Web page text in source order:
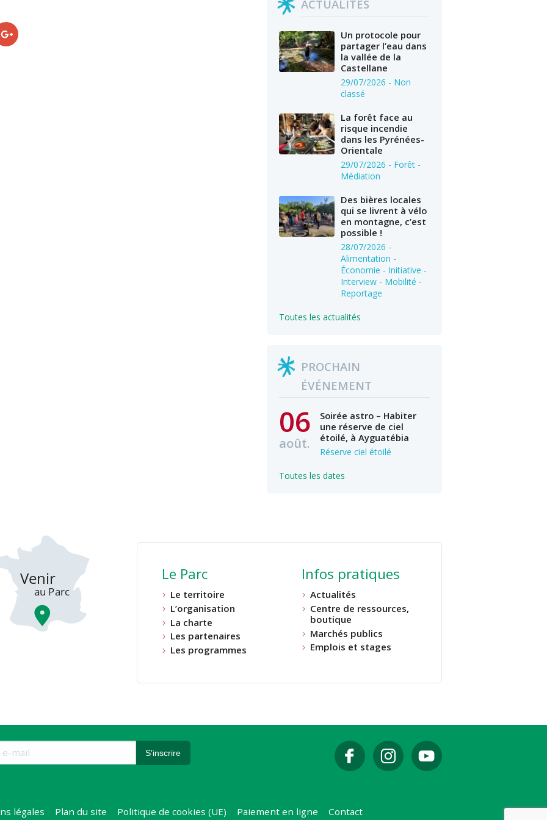
ACTUALITÉS
Un protocole pour
partager l’eau dans
la vallée de la
Castellane
29/07/2026 - Non
classé
La forêt face au
risque incendie
dans les Pyrénées-
Orientale
29/07/2026 - Forêt -
Médiation
Des bières locales
qui se livrent à vélo
en montagne, c’est
possible !
28/07/2026 -
Alimentation -
Économie - Initiative -
Interview - Mobilité -
Reportage
Toutes les actualités
PROCHAIN
ÉVÉNEMENT
06
août.
Soirée astro – Habiter
une réserve de ciel
étoilé, à Ayguatébia
Réserve ciel étoilé
Toutes les dates
Le Parc
Le territoire
L’organisation
La charte
Les partenaires
Les programmes
Infos pratiques
Actualités
Centre de ressources,
boutique
Marchés publics
Emplois et stages
légales Plan du site Politique de cookies (UE) Paiement en ligne Contact